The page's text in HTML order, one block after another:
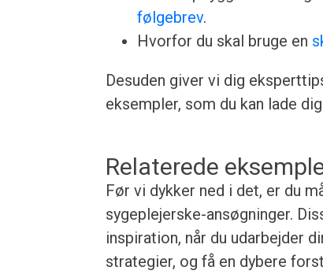
følgebrev.
Hvorfor du skal bruge en
Desuden giver vi dig
eksempler, som du kan lade
Relaterede
Før vi dykker ned i det, er du
sygeplejerske-ansøgninger.
inspiration, når du udarbejder
strategier, og få en dybere